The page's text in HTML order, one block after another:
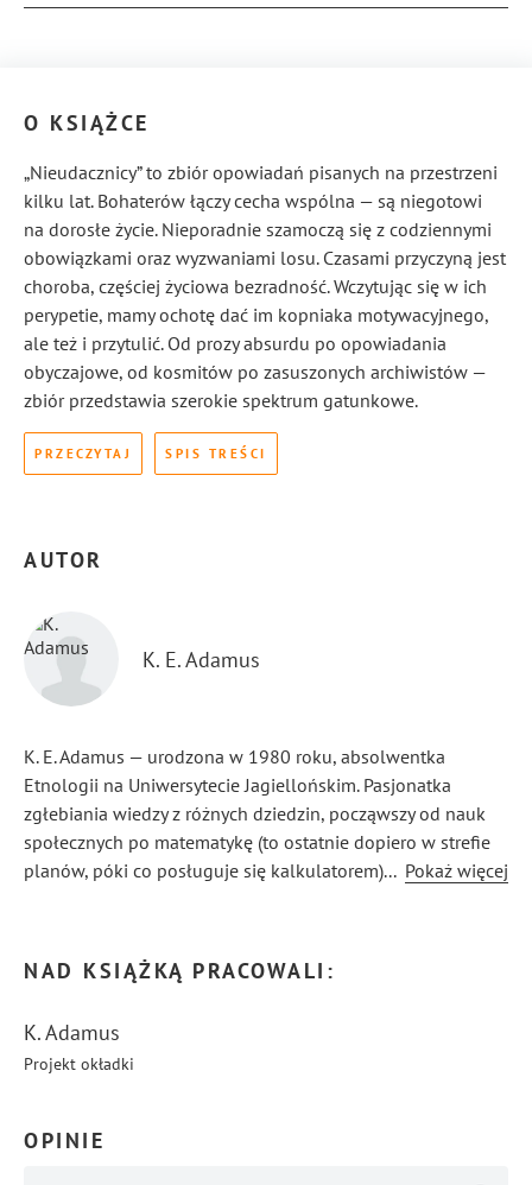
O KSIĄŻCE
„Nieudacznicy” to zbiór opowiadań pisanych na przestrzeni
kilku lat. Bohaterów łączy cecha wspólna — są niegotowi
na dorosłe życie. Nieporadnie szamoczą się z codziennymi
obowiązkami oraz wyzwaniami losu. Czasami przyczyną jest
choroba, częściej życiowa bezradność. Wczytując się w ich
perypetie, mamy ochotę dać im kopniaka motywacyjnego,
ale też i przytulić. Od prozy absurdu po opowiadania
obyczajowe, od kosmitów po zasuszonych archiwistów —
zbiór przedstawia szerokie spektrum gatunkowe.
PRZECZYTAJ SPIS TREŚCI
AUTOR
K. E. Adamus
K. E. Adamus — urodzona w 1980 roku, absolwentka
Etnologii na Uniwersytecie Jagiellońskim. Pasjonatka
zgłebiania wiedzy z różnych dziedzin, począwszy od nauk
społecznych po matematykę (to ostatnie dopiero w strefie
planów, póki co posługuje się kalkulatorem). Autorka
„Zdążyć przed czarnym kotem”.
... Pokaż więcej
NAD KSIĄŻKĄ PRACOWALI:
K. Adamus
Projekt okładki
OPINIE